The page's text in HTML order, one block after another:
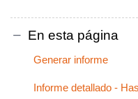
En esta página
Generar informe
Informe detallado -